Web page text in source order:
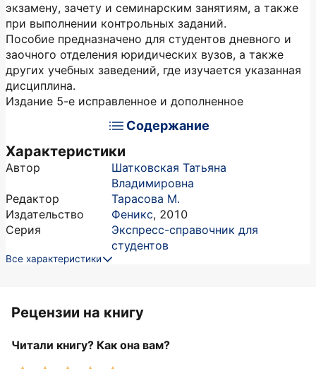
экзамену, зачету и семинарским занятиям, а также
при выполнении контрольных заданий.
Пособие предназначено для студентов дневного и
заочного отделения юридических вузов, а также
других учебных заведений, где изучается указанная
дисциплина.
Издание 5-е исправленное и дополненное
Содержание
Характеристики
Автор
Шатковская Татьяна
Владимировна
Редактор
Тарасова М.
Издательство
Феникс, 2010
Серия
Экспресс-справочник для
студентов
Все характеристики
Рецензии на книгу
Читали книгу? Как она вам?